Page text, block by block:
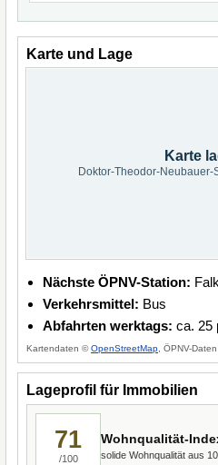
Karte und Lage
Karte
Doktor-Theodor-Neubauer-
Nächste ÖPNV-Station:
Verkehrsmittel: Bus
Abfahrten werktags: ca. 25
Kartendaten ©OpenStreetMap , ÖPNV-
Lageprofil für Immobilien
71
/100
Wohnqualität-
solide Wohnqualität aus